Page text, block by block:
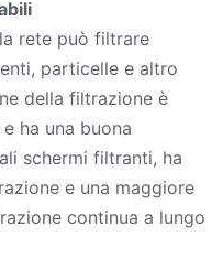
rete può filtrare
particelle e altro
della filtrazione è
ha una buona
schermi filtranti, ha
e una maggiore
continua a lungo